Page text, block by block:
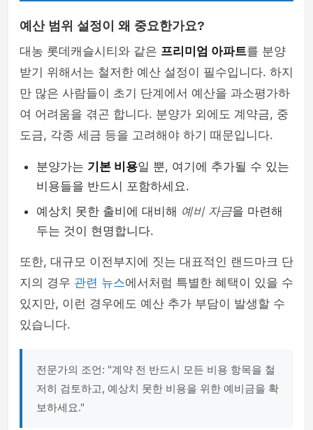
예산 범위 설정이 왜 중요한가요?
대농 롯데캐슬시티와 같은 프리미엄 아파트를 분양
받기 위해서는 철저한 예산 설정이 필수입니다. 하지
만 많은 사람들이 초기 단계에서 예산을 과소평가하
여 어려움을 겪곤 합니다. 분양가 외에도 계약금, 중
도금, 각종 세금 등을 고려해야 하기 때문입니다.
분양가는 기본 비용일 뿐, 여기에 추가될 수 있는
비용들을 반드시 포함하세요.
예상치 못한 출비에 대비해 예비 자금을 마련해
두는 것이 현명합니다.
또한, 대규모 이전부지에 짓는 대표적인 랜드마크 단
지의 경우 관련 뉴스에서처럼 특별한 혜택이 있을 수
있지만, 이런 경우에도 예산 추가 부담이 발생할 수
있습니다.
전문가의 조언: "계약 전 반드시 모든 비용 항목을 철
저히 검토하고, 예상치 못한 비용을 위한 예비금을 확
보하세요."